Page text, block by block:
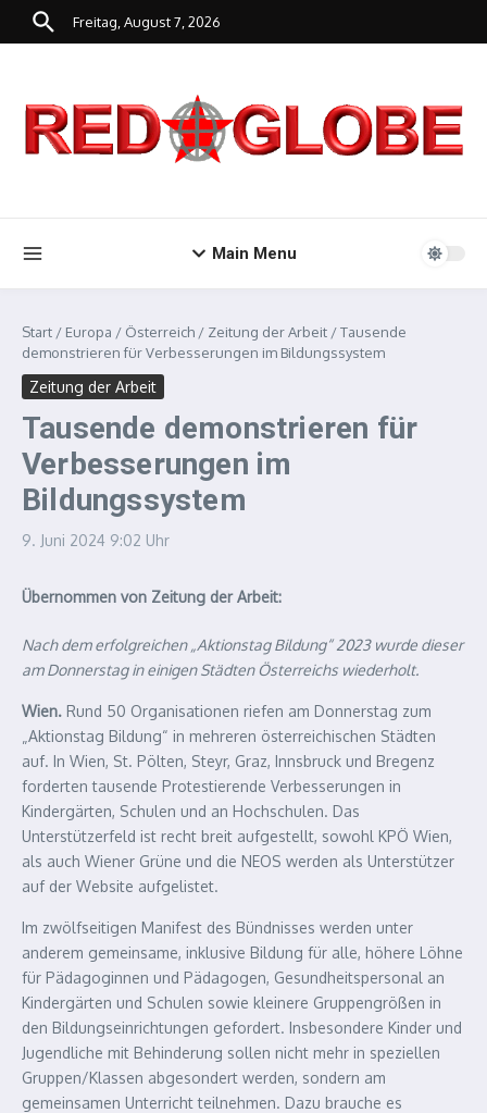
Zum Inhalt springen
Freitag, August 7, 2026
Main Menu
Start / Europa / Österreich / Zeitung der Arbeit /Tausende
demonstrieren für Verbesserungen im Bildungssystem
Zeitung der Arbeit
Tausende demonstrieren für
Verbesserungen im
Bildungssystem
9. Juni 2024 9:02 Uhr
Übernommen von Zeitung der Arbeit:
Nach dem erfolgreichen „Aktionstag Bildung“ 2023 wurde dieser
am Donnerstag in einigen Städten Österreichs wiederholt.
Wien. Rund 50 Organisationen riefen am Donnerstag zum
„Aktionstag Bildung“ in mehreren österreichischen Städten
auf. In Wien, St. Pölten, Steyr, Graz, Innsbruck und Bregenz
forderten tausende Protestierende Verbesserungen in
Kindergärten, Schulen und an Hochschulen. Das
Unterstützerfeld ist recht breit aufgestellt, sowohl KPÖ Wien,
als auch Wiener Grüne und die NEOS werden als Unterstützer
auf der Website aufgelistet.
Im zwölfseitigen Manifest des Bündnisses werden unter
anderem gemeinsame, inklusive Bildung für alle, höhere Löhne
für Pädagoginnen und Pädagogen, Gesundheitspersonal an
Kindergärten und Schulen sowie kleinere Gruppengrößen in
den Bildungseinrichtungen gefordert. Insbesondere Kinder und
Jugendliche mit Behinderung sollen nicht mehr in speziellen
Gruppen/Klassen abgesondert werden, sondern am
gemeinsamen Unterricht teilnehmen. Dazu brauche es